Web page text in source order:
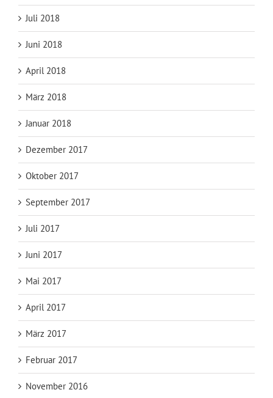
Juli 2018
Juni 2018
April 2018
März 2018
Januar 2018
Dezember 2017
Oktober 2017
September 2017
Juli 2017
Juni 2017
Mai 2017
April 2017
März 2017
Februar 2017
November 2016